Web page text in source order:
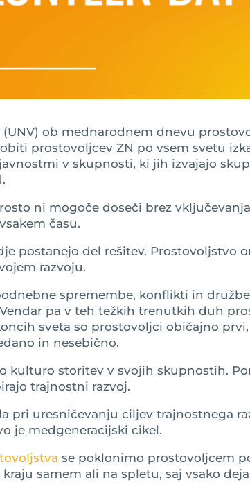
ob mednarodnem dnevu
prostovoljcev ZN po vsem svetu
v skupnosti, ki jih izvajajo
ni mogoče doseči brez
času.
postanejo del rešitev. Prostovoljstvo
razvoju.
spremembe, konflikti in
pa v teh težkih trenutkih duh
sveta so prostovoljci običajno prvi,
in nesebično.
kulturo storitev v svojih skupnostih.
trajnostni razvoj.
pri uresničevanju ciljev trajnostnega
je medgeneracijski cikel.
se poklonimo prostovoljcem
samem ali na spletu, saj vsako